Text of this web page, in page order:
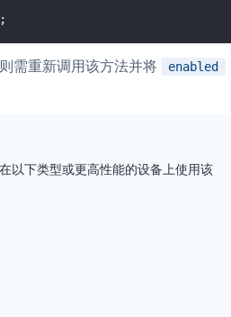
进行风险识别，并
;
需重新调用该方法并将 enabled
以下类型或更高性能的设备上使用该